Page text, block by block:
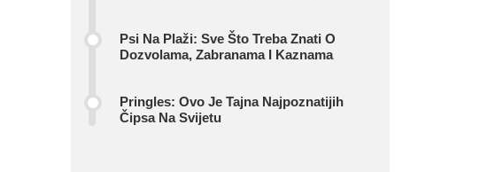
Psi Na Plaži: Sve Što Treba Znati O
Dozvolama, Zabranama I Kaznama
Pringles: Ovo Je Tajna Najpoznatijih
Čipsa Na Svijetu